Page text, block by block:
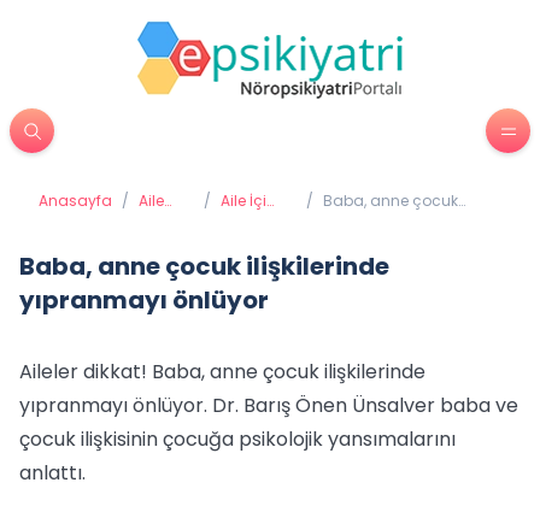
Anasayfa / Aile
/ Aile İçi
/ Baba, anne çocuk
Baba, anne çocuk ilişkilerinde
yıpranmayı önlüyor
Aileler dikkat! Baba, anne çocuk ilişkilerinde
yıpranmayı önlüyor. Dr. Barış Önen Ünsalver baba ve
çocuk ilişkisinin çocuğa psikolojik yansımalarını
anlattı.